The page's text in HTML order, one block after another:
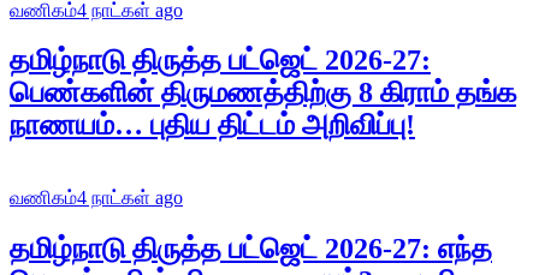
வணிகம்4 நாட்கள் ago
தமிழ்நாடு திருத்த பட்ஜெட் 2026-27:
பெண்களின் திருமணத்திற்கு 8 கிராம் தங்க
நாணயம்… புதிய திட்டம் அறிவிப்பு!
வணிகம்4 நாட்கள் ago
தமிழ்நாடு திருத்த பட்ஜெட் 2026-27: எந்த